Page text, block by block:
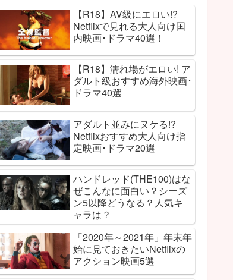
【R18】AV級にエロい!?
Netflixで見れる大人向け国
内映画･ドラマ40選！
【R18】濡れ場がエロい! ア
ダルト級おすすめ海外映画･
ドラマ40選
アダルト並みにヌケる!?
Netflixおすすめ大人向け指
定映画･ドラマ20選
ハンドレッド(THE100)はな
ぜこんなに面白い？シーズ
ン5以降どうなる？人気キ
ャラは？
「2020年～2021年」年末年
始に見ておきたいNetflixの
アクション映画5選